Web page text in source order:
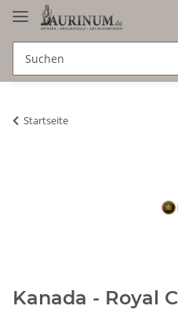
Startseite
Kanada - Royal